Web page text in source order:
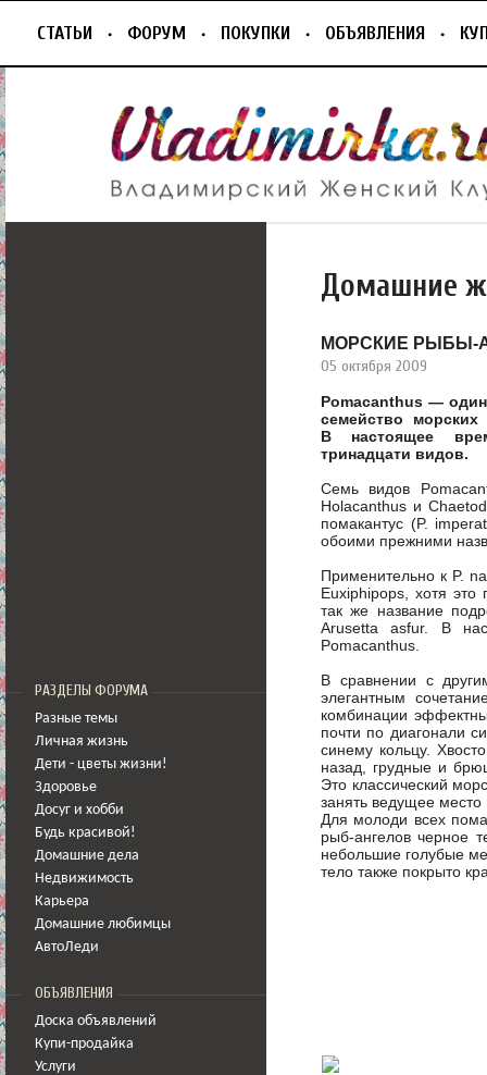
СТАТЬИ ФОРУМ ПОКУПКИ ОБЪЯВЛЕНИЯ
РАЗДЕЛЫ ФОРУМА
Разные темы
Личная жизнь
Дети - цветы жизни!
Здоровье
Досуг и хобби
Будь красивой!
Домашние дела
Недвижимость
Карьера
Домашние любимцы
АвтоЛеди
ОБЪЯВЛЕНИЯ
Доска объявлений
Купи-продайка
Услуги
Домашние
МОРСКИЕ РЫБЫ-
05 октября 2009
Pomacanthus —
семейство морских
В настоящее
тринадцати видов.
Семь видов
Ноlаcanthus и
помакантус (P.
обоими прежними
Применительно к P.
Euxiphipops, хотя
так же название
Arusetta asfur. В
Pomacanthus.
В сравнении с
элегантным
комбинации
почти по диагонали
синему кольцу.
назад, грудные и
Это классический
занять ведущее
Для молоди всех
рыб-ангелов черное
небольшие голубые
тело также покрыто